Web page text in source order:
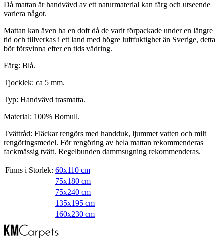
Då mattan är handvävd av ett naturmaterial kan färg och utseende
variera något.
Mattan kan även ha en doft då de varit förpackade under en längre
tid och tillverkas i ett land med högre luftfuktighet än Sverige, detta
bör försvinna efter en tids vädring.
Färg: Blå.
Tjocklek: ca 5 mm.
Typ: Handvävd trasmatta.
Material: 100% Bomull.
Tvättråd: Fläckar rengörs med handduk, ljummet vatten och milt
rengöringsmedel. För rengöring av hela mattan rekommenderas
fackmässig tvätt. Regelbunden dammsugning rekommenderas.
Finns i Storlek: 60x110 cm
75x180 cm
75x240 cm
135x195 cm
160x230 cm